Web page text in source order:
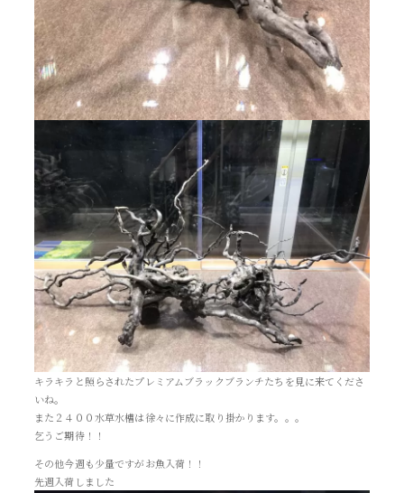
キラキラと照らされたプレミアムブラックブランチたちを見に来てくださ
いね。
また２４００水草水槽は徐々に作成に取り掛かります。。。
乞うご期待！！
その他今週も少量ですがお魚入荷！！
先週入荷しました